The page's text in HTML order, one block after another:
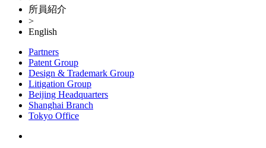
所員紹介
>
English
Partners
Patent Group
Design & Trademark Group
Litigation Group
Beijing Headquarters
Shanghai Branch
Tokyo Office